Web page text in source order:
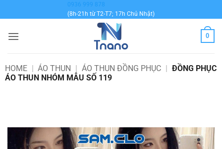
qua
dung
0936 999 878
(8h-21h từ T2-T7; 17h Chủ Nhật)
0
HOME | ÁO THUN | ÁO THUN ĐỒNG PHỤC | ĐỒNG PHỤC
ÁO THUN NHÓM MẪU SỐ 119